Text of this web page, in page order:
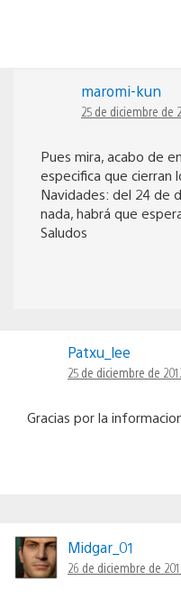
maromi-kun
25 de diciembre de
Pues mira, acabo de
especifica que cierran
Navidades: del 24 de
nada, habrá que
Saludos
Patxu_lee
25 de diciembre de
Gracias por la
Midgar_01
26 de diciembre de